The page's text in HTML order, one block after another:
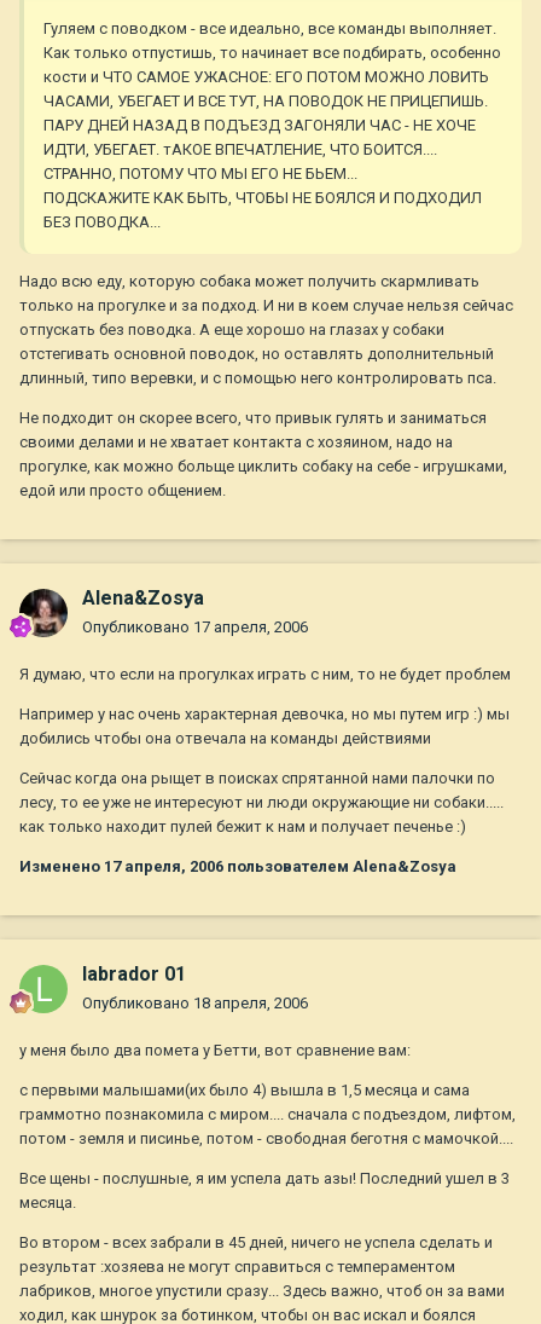
Гуляем с поводком - все идеально, все команды выполняет.
Как только отпустишь, то начинает все подбирать, особенно
кости и ЧТО САМОЕ УЖАСНОЕ: ЕГО ПОТОМ МОЖНО ЛОВИТЬ
ЧАСАМИ, УБЕГАЕТ И ВСЕ ТУТ, НА ПОВОДОК НЕ ПРИЦЕПИШЬ.
ПАРУ ДНЕЙ НАЗАД В ПОДЪЕЗД ЗАГОНЯЛИ ЧАС - НЕ ХОЧЕ
ИДТИ, УБЕГАЕТ. тАКОЕ ВПЕЧАТЛЕНИЕ, ЧТО БОИТСЯ....
СТРАННО, ПОТОМУ ЧТО МЫ ЕГО НЕ БЬЕМ...
ПОДСКАЖИТЕ КАК БЫТЬ, ЧТОБЫ НЕ БОЯЛСЯ И ПОДХОДИЛ
БЕЗ ПОВОДКА...
Надо всю еду, которую собака может получить скармливать
только на прогулке и за подход. И ни в коем случае нельзя сейчас
отпускать без поводка. А еще хорошо на глазах у собаки
отстегивать основной поводок, но оставлять дополнительный
длинный, типо веревки, и с помощью него контролировать пса.
Не подходит он скорее всего, что привык гулять и заниматься
своими делами и не хватает контакта с хозяином, надо на
прогулке, как можно больще циклить собаку на себе - игрушками,
едой или просто общением.
Alena&Zosya
Опубликовано 17 апреля, 2006
Я думаю, что если на прогулках играть с ним, то не будет проблем
Например у нас очень характерная девочка, но мы путем игр :) мы
добились чтобы она отвечала на команды действиями
Сейчас когда она рыщет в поисках спрятанной нами палочки по
лесу, то ее уже не интересуют ни люди окружающие ни собаки.....
как только находит пулей бежит к нам и получает печенье :)
Изменено 17 апреля, 2006 пользователем Alena&Zosya
labrador 01
Опубликовано 18 апреля, 2006
у меня было два помета у Бетти, вот сравнение вам:
с первыми малышами(их было 4) вышла в 1,5 месяца и сама
граммотно познакомила с миром.... сначала с подъездом, лифтом,
потом - земля и писинье, потом - свободная беготня с мамочкой....
Все щены - послушные, я им успела дать азы! Последний ушел в 3
месяца.
Во втором - всех забрали в 45 дней, ничего не успела сделать и
результат :хозяева не могут справиться с темпераментом
лабриков, многое упустили сразу... Здесь важно, чтоб он за вами
ходил, как шнурок за ботинком, чтобы он вас искал и боялся